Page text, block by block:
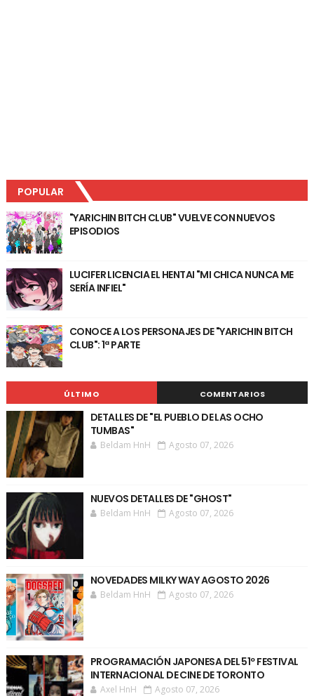
POPULAR
"YARICHIN BITCH CLUB" VUELVE CON NUEVOS
EPISODIOS
LUCIFER LICENCIA EL HENTAI "MI CHICA NUNCA ME
SERÍA INFIEL"
CONOCE A LOS PERSONAJES DE "YARICHIN BITCH
CLUB": 1ª PARTE
ÚLTIMO COMENTARIOS
DETALLES DE "EL PUEBLO DE LAS OCHO
TUMBAS"
Beldam HnH Agosto 07, 2026
NUEVOS DETALLES DE "GHOST"
Beldam HnH Agosto 07, 2026
NOVEDADES MILKY WAY AGOSTO 2026
Beldam HnH Agosto 07, 2026
PROGRAMACIÓN JAPONESA DEL 51º FESTIVAL
INTERNACIONAL DE CINE DE TORONTO
Axel HnH Agosto 07, 2026